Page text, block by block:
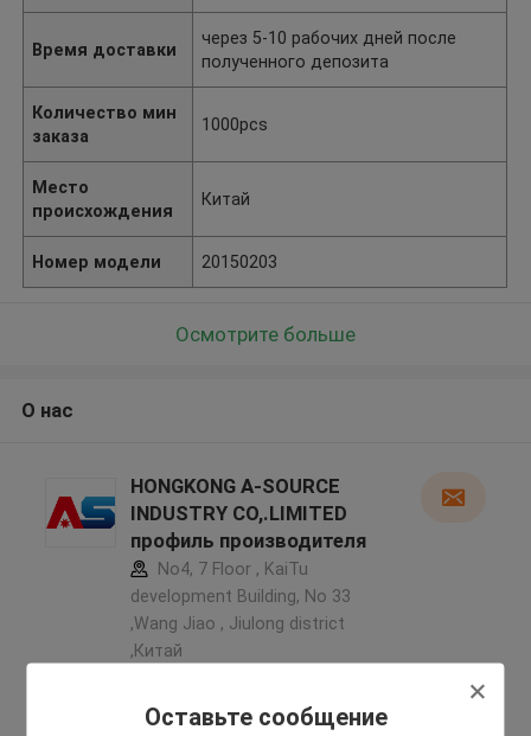
Оставьте сообщение
Время доставки
через 5-10 рабочих дней после
полученного депозита
Количество мин
заказа
1000pcs
Место
происхождения
Китай
Номер модели 20150203
Осмотрите больше
О нас
HONGKONG A-SOURCE
INDUSTRY CO,.LIMITED
профиль производителя
No4, 7 Floor , KaiTu
development Building, No 33
,Wang Jiao , Jiulong district
,Китай
Подтверженный